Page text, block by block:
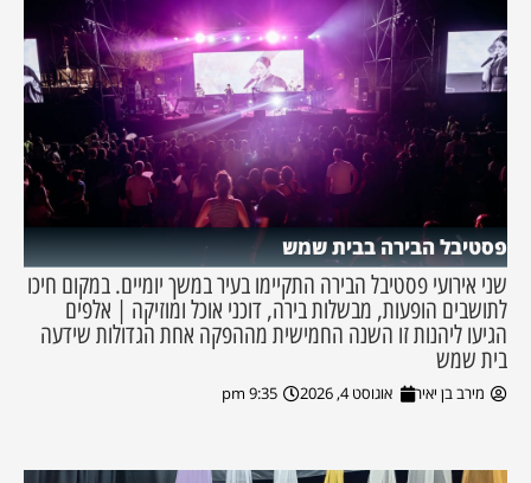
פסטיבל הבירה בבית שמש
שני אירועי פסטיבל הבירה התקיימו בעיר במשך יומיים. במקום חיכו
לתושבים הופעות, מבשלות בירה, דוכני אוכל ומוזיקה | אלפים
הגיעו ליהנות זו השנה החמישית מההפקה אחת הגדולות שידעה
בית שמש
מירב בן יאיר אוגוסט 4, 2026 9:35 pm